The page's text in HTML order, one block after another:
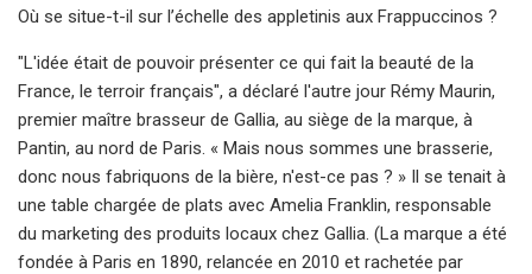
Où se situe-t-il sur l’échelle des appletinis aux Frappuccinos ?
"L'idée était de pouvoir présenter ce qui fait la beauté de la
France, le terroir français", a déclaré l'autre jour Rémy Maurin,
premier maître brasseur de Gallia, au siège de la marque, à
Pantin, au nord de Paris. « Mais nous sommes une brasserie,
donc nous fabriquons de la bière, n'est-ce pas ? » Il se tenait à
une table chargée de plats avec Amelia Franklin, responsable
du marketing des produits locaux chez Gallia. (La marque a été
fondée à Paris en 1890, relancée en 2010 et rachetée par